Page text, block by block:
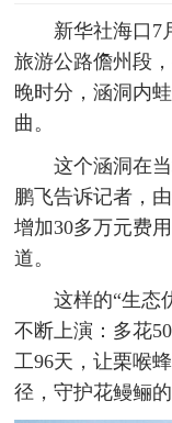
新华社海口7
旅游公路儋州段
晚时分，涵洞内
曲。
这个涵洞在
鹏飞告诉记者，
增加30多万元费
道。
这样的“生态
不断上演：多花
工96天，让栗喉
径，守护花鳗鲡